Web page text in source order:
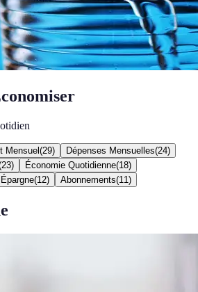
Mensuel (29) Dépenses Mensuelles(24)
23) Économie Quotidienne(18)
(12) Abonnements(11 )